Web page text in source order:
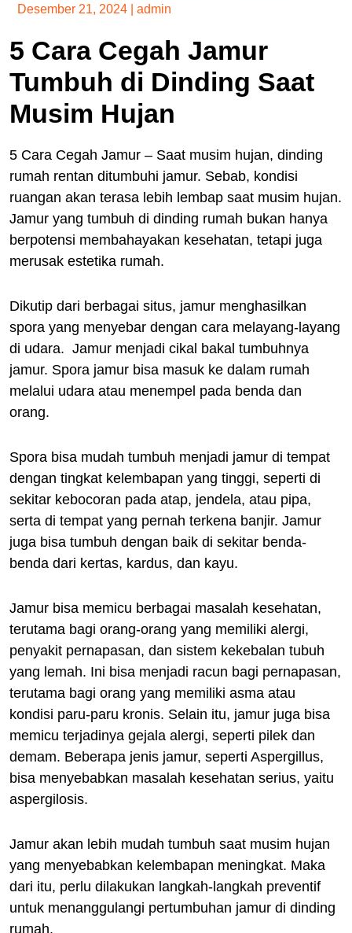
Desember 21, 2024 admin
5 Cara Cegah Jamur
Tumbuh di Dinding Saat
Musim Hujan
5 Cara Cegah Jamur – Saat musim hujan, dinding
rumah rentan ditumbuhi jamur. Sebab, kondisi
ruangan akan terasa lebih lembap saat musim hujan.
Jamur yang tumbuh di dinding rumah bukan hanya
berpotensi membahayakan kesehatan, tetapi juga
merusak estetika rumah.
Dikutip dari berbagai situs, jamur menghasilkan
spora yang menyebar dengan cara melayang-layang
di udara. Jamur menjadi cikal bakal tumbuhnya
jamur. Spora jamur bisa masuk ke dalam rumah
melalui udara atau menempel pada benda dan
orang.
Spora bisa mudah tumbuh menjadi jamur di tempat
dengan tingkat kelembapan yang tinggi, seperti di
sekitar kebocoran pada atap, jendela, atau pipa,
serta di tempat yang pernah terkena banjir. Jamur
juga bisa tumbuh dengan baik di sekitar benda-
benda dari kertas, kardus, dan kayu.
Jamur bisa memicu berbagai masalah kesehatan,
terutama bagi orang-orang yang memiliki alergi,
penyakit pernapasan, dan sistem kekebalan tubuh
yang lemah. Ini bisa menjadi racun bagi pernapasan,
terutama bagi orang yang memiliki asma atau
kondisi paru-paru kronis. Selain itu, jamur juga bisa
memicu terjadinya gejala alergi, seperti pilek dan
demam. Beberapa jenis jamur, seperti Aspergillus,
bisa menyebabkan masalah kesehatan serius, yaitu
aspergilosis.
Jamur akan lebih mudah tumbuh saat musim hujan
yang menyebabkan kelembapan meningkat. Maka
dari itu, perlu dilakukan langkah-langkah preventif
untuk menanggulangi pertumbuhan jamur di dinding
rumah.